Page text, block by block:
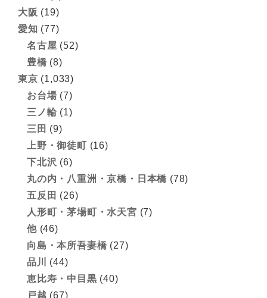
大阪 (19)
愛知 (77)
名古屋 (52)
豊橋 (8)
東京 (1,033)
お台場 (7)
三ノ輪 (1)
三田 (9)
上野・御徒町 (16)
下北沢 (6)
丸の内・八重洲・京橋・日本橋 (78)
五反田 (26)
人形町・茅場町・水天宮 (7)
他(46)
向島・本所吾妻橋 (27)
品川
(44)
恵比寿・中目黒 (40)
戸越 (67)